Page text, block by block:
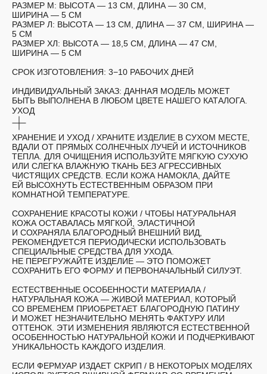
РАЗМЕР М: ВЫСОТА — 13 СМ, ДЛИНА — 30 СМ,
ШИРИНА — 5 СМ
РАЗМЕР Л: ВЫСОТА — 13 СМ, ДЛИНА — 37 СМ, ШИРИНА —
5 СМ
РАЗМЕР ХЛ: ВЫСОТА — 18,5 СМ, ДЛИНА — 47 СМ,
ШИРИНА — 5 СМ
СРОК ИЗГОТОВЛЕНИЯ: 3−10 РАБОЧИХ ДНЕЙ
ИНДИВИДУАЛЬНЫЙ ЗАКАЗ: ДАННАЯ МОДЕЛЬ МОЖЕТ
БЫТЬ ВЫПОЛНЕНА В ЛЮБОМ ЦВЕТЕ НАШЕГО КАТАЛОГА.
УХОД
ХРАНЕНИЕ И УХОД / ХРАНИТЕ ИЗДЕЛИЕ В СУХОМ МЕСТЕ,
ВДАЛИ ОТ ПРЯМЫХ СОЛНЕЧНЫХ ЛУЧЕЙ И ИСТОЧНИКОВ
ТЕПЛА. ДЛЯ ОЧИЩЕНИЯ ИСПОЛЬЗУЙТЕ МЯГКУЮ СУХУЮ
ИЛИ СЛЕГКА ВЛАЖНУЮ ТКАНЬ БЕЗ АГРЕССИВНЫХ
ЧИСТЯЩИХ СРЕДСТВ. ЕСЛИ КОЖА НАМОКЛА, ДАЙТЕ
ЕЙ ВЫСОХНУТЬ ЕСТЕСТВЕННЫМ ОБРАЗОМ ПРИ
КОМНАТНОЙ ТЕМПЕРАТУРЕ.
СОХРАНЕНИЕ КРАСОТЫ КОЖИ / ЧТОБЫ НАТУРАЛЬНАЯ
КОЖА ОСТАВАЛАСЬ МЯГКОЙ, ЭЛАСТИЧНОЙ
И СОХРАНЯЛА БЛАГОРОДНЫЙ ВНЕШНИЙ ВИД,
РЕКОМЕНДУЕТСЯ ПЕРИОДИЧЕСКИ ИСПОЛЬЗОВАТЬ
СПЕЦИАЛЬНЫЕ СРЕДСТВА ДЛЯ УХОДА.
НЕ ПЕРЕГРУЖАЙТЕ ИЗДЕЛИЕ — ЭТО ПОМОЖЕТ
СОХРАНИТЬ ЕГО ФОРМУ И ПЕРВОНАЧАЛЬНЫЙ СИЛУЭТ.
ЕСТЕСТВЕННЫЕ ОСОБЕННОСТИ МАТЕРИАЛА /
НАТУРАЛЬНАЯ КОЖА — ЖИВОЙ МАТЕРИАЛ, КОТОРЫЙ
СО ВРЕМЕНЕМ ПРИОБРЕТАЕТ БЛАГОРОДНУЮ ПАТИНУ
И МОЖЕТ НЕЗНАЧИТЕЛЬНО МЕНЯТЬ ФАКТУРУ ИЛИ
ОТТЕНОК. ЭТИ ИЗМЕНЕНИЯ ЯВЛЯЮТСЯ ЕСТЕСТВЕННОЙ
ОСОБЕННОСТЬЮ НАТУРАЛЬНОЙ КОЖИ И ПОДЧЕРКИВАЮТ
УНИКАЛЬНОСТЬ КАЖДОГО ИЗДЕЛИЯ.
ЕСЛИ ФЕРМУАР ИЗДАЕТ СКРИП / В НЕКОТОРЫХ МОДЕЛЯХ